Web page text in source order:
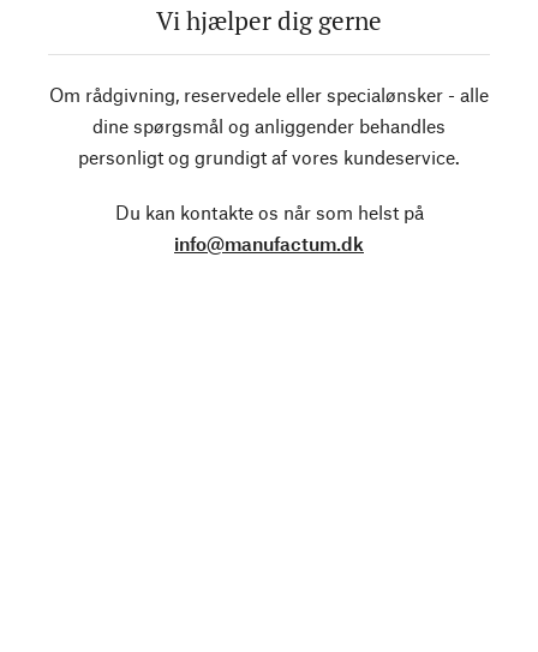
Vi hjælper dig gerne
Om rådgivning, reservedele eller specialønsker - alle
dine spørgsmål og anliggender behandles
personligt og grundigt af vores kundeservice.
Du kan kontakte os når som helst på
info@manufactum.dk